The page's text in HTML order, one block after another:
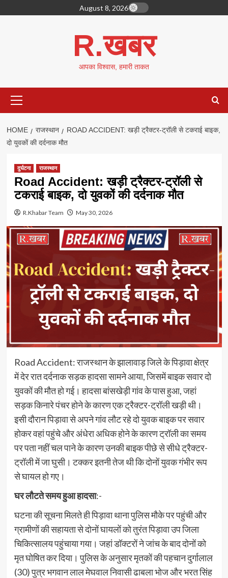
to
August 8, 2026
R.खबर
आपका विश्वास, हमारी ताकत
Menu
HOME राजस्थान
ROAD ACCIDENT: खड़ी ट्रैक्टर-ट्रॉली से टकराई बाइक,
दो युवकों की दर्दनाक मौत
दुर्घटना राजस्थान
Road Accident: खड़ी ट्रैक्टर-ट्रॉली से
टकराई बाइक, दो युवकों की दर्दनाक मौत
R.Khabar Team May 30, 2026
Road Accident: राजस्थान के झालावाड़ जिले के पिड़ावा क्षेत्र
में देर रात दर्दनाक सड़क हादसा सामने आया, जिसमें बाइक सवार दो
युवकों की मौत हो गई। हादसा बांसखेड़ी गांव के पास हुआ, जहां
सड़क किनारे पंचर होने के कारण एक ट्रैक्टर-ट्रॉली खड़ी थी।
इसी दौरान पिड़ावा से अपने गांव लौट रहे दो युवक बाइक पर सवार
होकर वहां पहुंचे और अंधेरा अधिक होने के कारण ट्रॉली का समय
पर पता नहीं चल पाने के कारण उनकी बाइक पीछे से सीधे ट्रैक्टर-
ट्रॉली में जा घुसी। टक्कर इतनी तेज थी कि दोनों युवक गंभीर रूप
से घायल हो गए।
घर लौटते समय हुआ हादसा:-
घटना की सूचना मिलते ही पिड़ावा थाना पुलिस मौके पर पहुंची और
ग्रामीणों की सहायता से दोनों घायलों को तुरंत पिड़ावा उप जिला
चिकित्सालय पहुंचाया गया। जहां डॉक्टरों ने जांच के बाद दोनों को
मृत घोषित कर दिया। पुलिस के अनुसार मृतकों की पहचान दुर्गालाल
(30) पुत्र भगवान लाल मेघवाल निवासी ढाबला भोज और भरत सिंह